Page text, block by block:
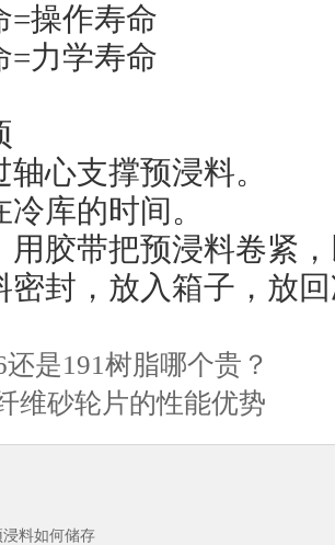
=操作寿命
=力学寿命
心支撑预浸料。
库的时间。
用胶带把预浸料卷紧
密封，放入箱子，放
还是191树脂哪个贵？
维砂轮片的性能优势
浸料如何储存